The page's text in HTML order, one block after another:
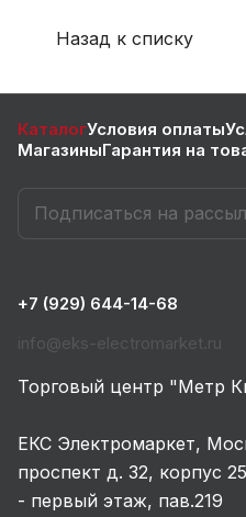
Назад к списку
КаталогУсловия оплаты
МагазиныГарантия на
+7 (929) 644-14-68
info@eks-electromarket.ru
Торговый центр "Метр
ЕКС Электромаркет,
проспект д. 32, корпус
- первый этаж, пав.219